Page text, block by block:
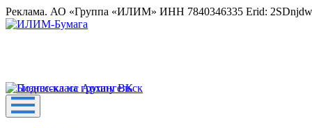
Реклама. АО «Группа «ИЛИМ» ИНН 7840346335 Erid: